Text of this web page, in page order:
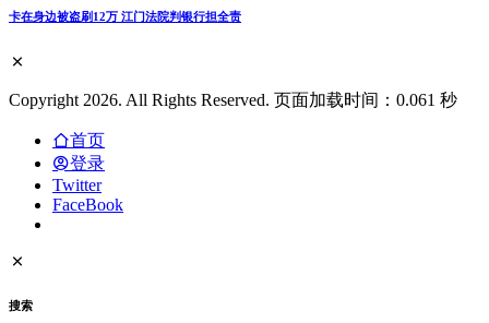
卡在身边被盗刷12万 江门法院判银行担全责
Copyright 2026. All Rights Reserved. 页面加载时间：0.061 秒
首页
登录
Twitter
FaceBook
搜索